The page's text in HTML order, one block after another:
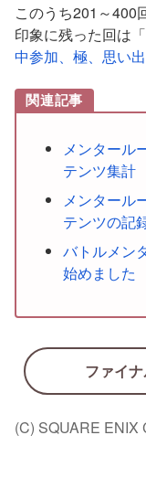
このうち201～400
印象に残った回は「
中参加、極、思い
関連記事
メンタール
テンツ集計
メンタール
テンツの記
バトルメン
始めました
ファイ
(C) SQUARE ENIX